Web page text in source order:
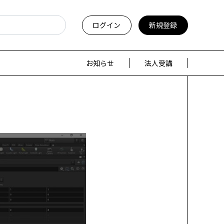
ログイン 新規登録
お知らせ 法人受講